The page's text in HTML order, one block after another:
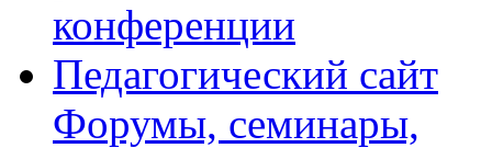
конференции
Педагогический сайт
Форумы, семинары,